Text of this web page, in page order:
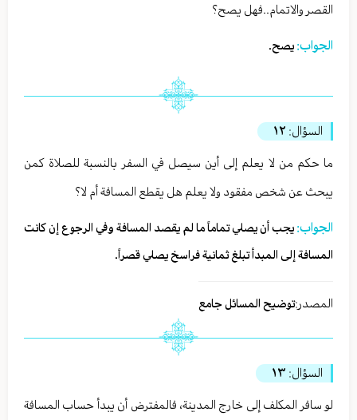
القصر والاتمام..فهل يصح؟
الجواب: یصح.
السؤال: ١٢
ما حكم من لا يعلم إلى أين سيصل في السفر بالنسبة للصلاة كمن
يبحث عن شخص مفقود ولا يعلم هل يقطع المسافة أم لا؟
الجواب: يجب أن يصلي تماماً ما لم يقصد المسافة وفي الرجوع إن كانت
المسافة إلى المبدأ تبلغ ثمانية فراسخ يصلي قصراً.
المصدر:توضيح المسائل جامع
السؤال: ١٣
لو سافر المكلف إلى خارج المدينة، فالمفترض أن يبدأ حساب المسافة